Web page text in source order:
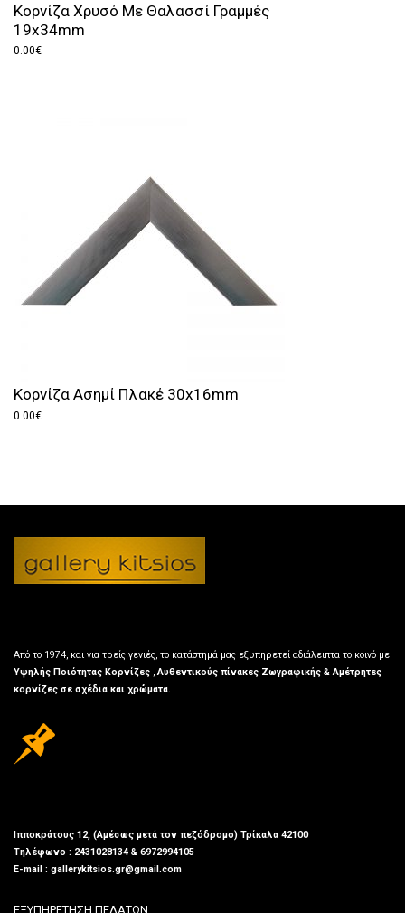
Κορνίζα Χρυσό Με Θαλασσί Γραμμές
19x34mm
0.00€
Κορνίζα Ασημί Πλακέ 30x16mm
0.00€
Από το 1974, και για τρείς γενιές, το κατάστημά μας εξυπηρετεί αδιάλειπτα το κοινό με
Υψηλής Ποιότητας Κορνίζες
Αυθεντικούς πίνακες Ζωγραφικής & Αμέτρητες
κορνίζες σε σχέδια και χρώματα.
Ιπποκράτους 12, (Αμέσως μετά τον πεζόδρομο) Τρίκαλα 42100
Τηλέφωνο : 2431028134 & 6972994105
E-mail : gallerykitsios.gr@gmail.com
ΕΞΥΠΗΡΕΤΗΣΗ ΠΕΛΑΤΩΝ